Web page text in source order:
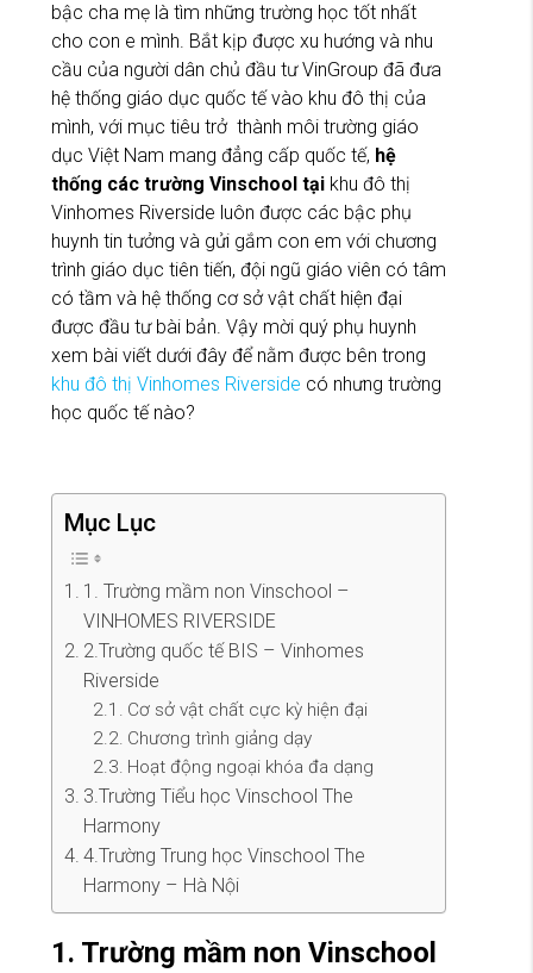
bậc cha mẹ là tìm những trường học tốt nhất
cho con e mình. Bắt kịp được xu hướng và nhu
cầu của người dân chủ đầu tư VinGroup đã đưa
hệ thống giáo dục quốc tế vào khu đô thị của
mình, với mục tiêu trở thành môi trường giáo
dục Việt Nam mang đẳng cấp quốc tế, hệ
thống các trường Vinschool tại khu đô thị
Vinhomes Riverside luôn được các bậc phụ
huynh tin tưởng và gửi gắm con em với chương
trình giáo dục tiên tiến, đội ngũ giáo viên có tâm
có tầm và hệ thống cơ sở vật chất hiện đại
được đầu tư bài bản. Vậy mời quý phụ huynh
xem bài viết dưới đây để nằm được bên trong
khu đô thị Vinhomes Riverside có nhưng trường
học quốc tế nào?
Mục Lục
1. Trường mầm non Vinschool –
VINHOMES RIVERSIDE
2.Trường quốc tế BIS – Vinhomes
Riverside
Cơ sở vật chất cực kỳ hiện đại
Chương trình giảng dạy
Hoạt động ngoại khóa đa dạng
3.Trường Tiểu học Vinschool The
Harmony
4.Trường Trung học Vinschool The
Harmony – Hà Nội
1. Trường mầm non Vinschool